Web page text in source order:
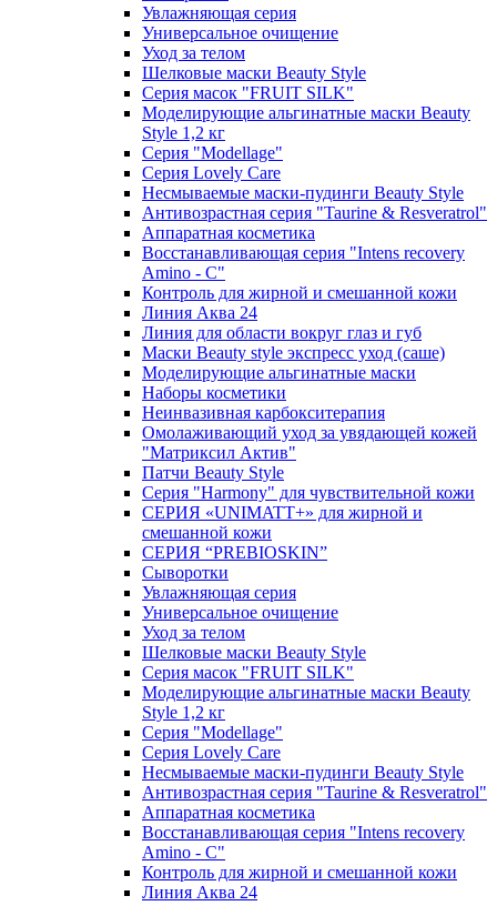
Увлажняющая серия
Универсальное очищение
Уход за телом
Шелковые маски Beauty Style
Серия масок "FRUIT SILK"
Моделирующие альгинатные маски Beauty
Style 1,2 кг
Серия "Modellage"
Cерия Lovely Care
Несмываемые маски-пудинги Beauty Style
Антивозрастная серия "Taurine & Resveratrol"
Аппаратная косметика
Восстанавливающая серия "Intens recovery
Amino - C"
Контроль для жирной и смешанной кожи
Линия Аква 24
Линия для области вокруг глаз и губ
Маски Beauty style экспресс уход (саше)
Моделирующие альгинатные маски
Наборы косметики
Неинвазивная карбокситерапия
Омолаживающий уход за увядающей кожей
"Матриксил Актив"
Патчи Beauty Style
Серия "Harmony" для чувствительной кожи
СЕРИЯ «UNIMATT+» для жирной и
смешанной кожи
СЕРИЯ “PREBIOSKIN”
Сыворотки
Увлажняющая серия
Универсальное очищение
Уход за телом
Шелковые маски Beauty Style
Серия масок "FRUIT SILK"
Моделирующие альгинатные маски Beauty
Style 1,2 кг
Серия "Modellage"
Cерия Lovely Care
Несмываемые маски-пудинги Beauty Style
Антивозрастная серия "Taurine & Resveratrol"
Аппаратная косметика
Восстанавливающая серия "Intens recovery
Amino - C"
Контроль для жирной и смешанной кожи
Линия Аква 24